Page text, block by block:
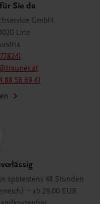
Sie da
GmbH
Linz
88 58 69 41
spätestens 48 Stunden
– ab 29,00 EUR